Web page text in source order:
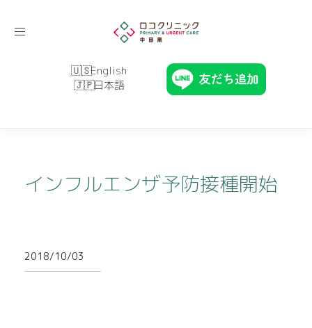
Toggle
English
日本語
インフルエンザ予防接種開始
2018/10/03